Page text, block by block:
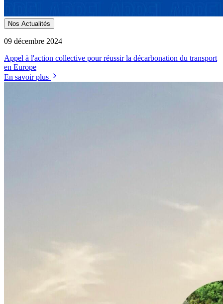
Nos Actualités
09 décembre 2024
Appel à l'action collective pour réussir la décarbonation du transport
en Europe
En savoir plus